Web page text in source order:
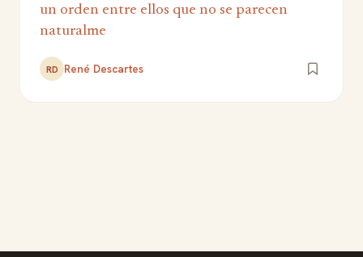
un orden entre ellos que no se parecen
naturalme
RD René Descartes